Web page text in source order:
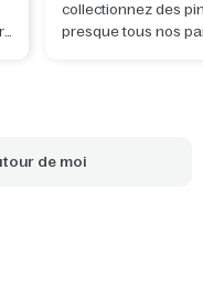
collectionnez des
presque tous nos
de moi